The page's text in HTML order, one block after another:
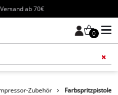
ab 70€
0
Zubehör Farbspritzpistole